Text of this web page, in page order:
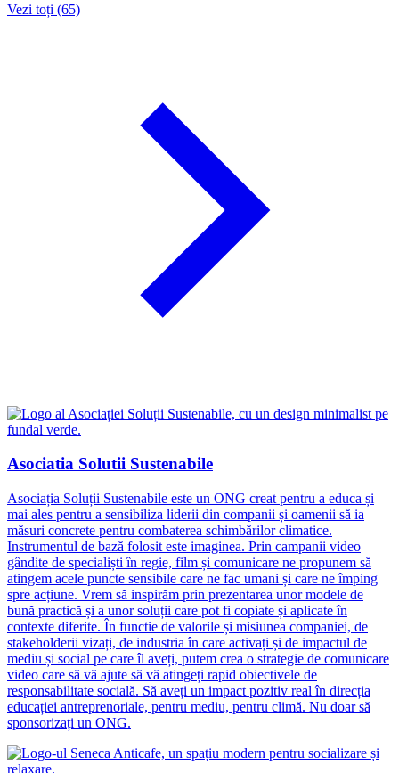
Vezi toți (65)
Asociatia Solutii Sustenabile
Asociația Soluții Sustenabile este un ONG creat pentru a educa și
mai ales pentru a sensibiliza liderii din companii și oamenii să ia
măsuri concrete pentru combaterea schimbărilor climatice.
Instrumentul de bază folosit este imaginea. Prin campanii video
gândite de specialiști în regie, film și comunicare ne propunem să
atingem acele puncte sensibile care ne fac umani și care ne împing
spre acțiune. Vrem să inspirăm prin prezentarea unor modele de
bună practică și a unor soluții care pot fi copiate și aplicate în
contexte diferite. În functie de valorile și misiunea companiei, de
stakeholderii vizați, de industria în care activați și de impactul de
mediu și social pe care îl aveți, putem crea o strategie de comunicare
video care să vă ajute să vă atingeți rapid obiectivele de
responsabilitate socială. Să aveți un impact pozitiv real în direcția
educației antreprenoriale, pentru mediu, pentru climă. Nu doar să
sponsorizați un ONG.